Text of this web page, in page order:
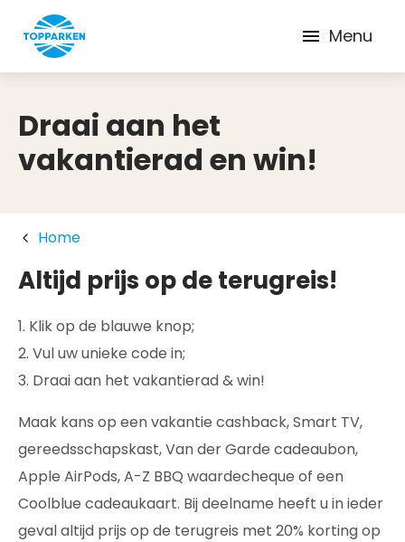
Menu
Draai aan het
vakantierad en win!
Home
Altijd prijs op de terugreis!
1. Klik op de blauwe knop;
2. Vul uw unieke code in;
3. Draai aan het vakantierad & win!
Maak kans op een vakantie cashback, Smart TV,
gereedsschapskast, Van der Garde cadeaubon,
Apple AirPods, A-Z BBQ waardecheque of een
Coolblue cadeaukaart. Bij deelname heeft u in ieder
geval altijd prijs op de terugreis met 20% korting op